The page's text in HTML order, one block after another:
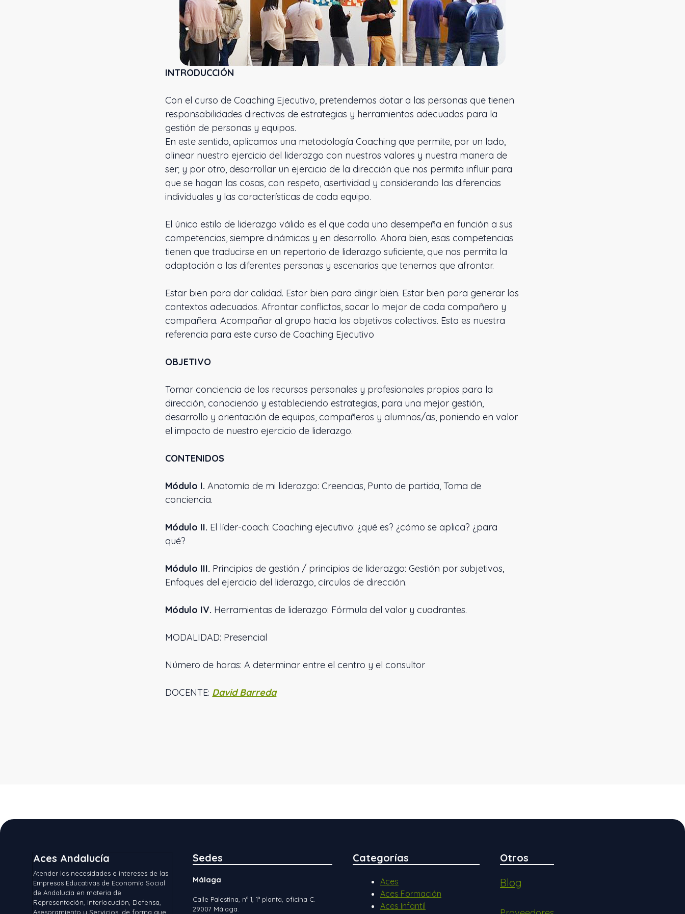
INTRODUCCIÓN
Con el curso de Coaching Ejecutivo, pretendemos dotar a las personas que tienen
responsabilidades directivas de estrategias y herramientas adecuadas para la
gestión de personas y equipos.
En este sentido, aplicamos una metodología Coaching que permite, por un lado,
alinear nuestro ejercicio del liderazgo con nuestros valores y nuestra manera de
ser; y por otro, desarrollar un ejercicio de la dirección que nos permita influir para
que se hagan las cosas, con respeto, asertividad y considerando las diferencias
individuales y las características de cada equipo.
El único estilo de liderazgo válido es el que cada uno desempeña en función a sus
competencias, siempre dinámicas y en desarrollo. Ahora bien, esas competencias
tienen que traducirse en un repertorio de liderazgo suficiente, que nos permita la
adaptación a las diferentes personas y escenarios que tenemos que afrontar.
Estar bien para dar calidad. Estar bien para dirigir bien. Estar bien para generar los
contextos adecuados. Afrontar conflictos, sacar lo mejor de cada compañero y
compañera. Acompañar al grupo hacia los objetivos colectivos. Esta es nuestra
referencia para este curso de Coaching Ejecutivo
OBJETIVO
Tomar conciencia de los recursos personales y profesionales propios para la
dirección, conociendo y estableciendo estrategias, para una mejor gestión,
desarrollo y orientación de equipos, compañeros y alumnos/as, poniendo en valor
el impacto de nuestro ejercicio de liderazgo.
CONTENIDOS
Módulo I. Anatomía de mi liderazgo: Creencias, Punto de partida, Toma de
conciencia.
Módulo II. El líder-coach: Coaching ejecutivo: ¿qué es? ¿cómo se aplica? ¿para
qué?
Módulo III. Principios de gestión / principios de liderazgo: Gestión por subjetivos,
Enfoques del ejercicio del liderazgo, círculos de dirección.
Módulo IV. Herramientas de liderazgo: Fórmula del valor y cuadrantes.
MODALIDAD: Presencial
Número de horas: A determinar entre el centro y el consultor
DOCENTE: David Barreda
Aces Andalucía
Atender las necesidades e intereses de las
Empresas Educativas de Economía Social
de Andalucía en materia de
Representación, Interlocución, Defensa,
Asesoramiento y Servicios, de forma que
Sedes
Málaga
Calle Palestina, nº 1, 1ª planta, oficina C.
29007 Málaga.
Categorías
Aces
Aces Formación
Aces Infantil
Otros
Blog